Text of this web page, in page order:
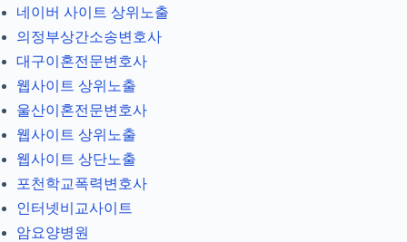
네이버 사이트 상위노출
의정부상간소송변호사
대구이혼전문변호사
웹사이트 상위노출
울산이혼전문변호사
웹사이트 상위노출
웹사이트 상단노출
포천학교폭력변호사
인터넷비교사이트
암요양병원